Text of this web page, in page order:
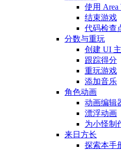
使用
结束游戏
代码检查
分数与重玩
创建 UI
跟踪得分
重玩游戏
添加音乐
角色动画
动画编辑
漂浮动画
为小怪制
来日方长
探索本手